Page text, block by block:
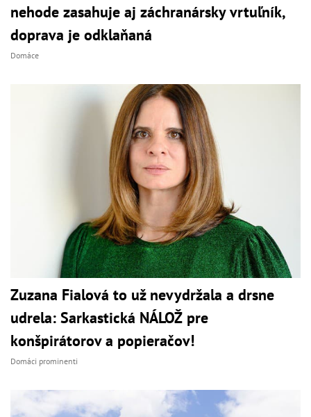
nehode zasahuje aj záchranársky vrtuľník,
doprava je odklaňaná
Domáce
Zuzana Fialová to už nevydržala a drsne
udrela: Sarkastická NÁLOŽ pre
konšpirátorov a popieračov!
Domáci prominenti